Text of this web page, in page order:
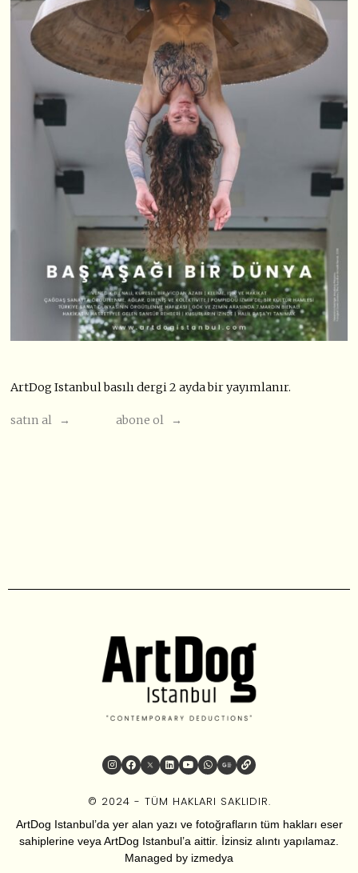
ArtDog Istanbul basılı dergi 2 ayda bir yayımlanır.
satın al → abone ol →
© 2024 - TÜM HAKLARI SAKLIDIR.
ArtDog Istanbul’da yer alan yazı ve fotoğrafların tüm hakları eser
sahiplerine veya ArtDog Istanbul’a aittir. İzinsiz alıntı yapılamaz.
Managed by izmedya